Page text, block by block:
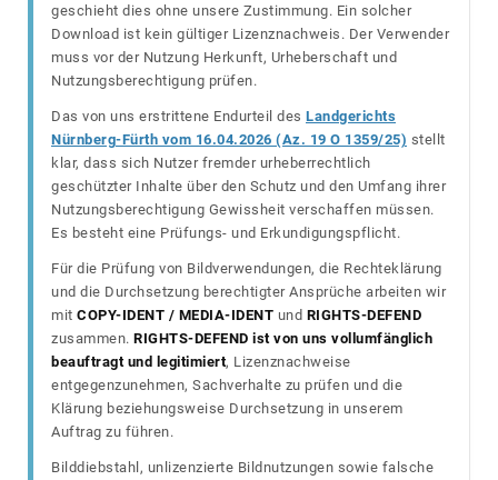
geschieht dies ohne unsere Zustimmung. Ein solcher
Download ist kein gültiger Lizenznachweis. Der Verwender
muss vor der Nutzung Herkunft, Urheberschaft und
Nutzungsberechtigung prüfen.
Das von uns erstrittene Endurteil des Landgerichts
Nürnberg-Fürth vom 16.04.2026 (Az. 19 O 1359/25) stellt
klar, dass sich Nutzer fremder urheberrechtlich
geschützter Inhalte über den Schutz und den Umfang ihrer
Nutzungsberechtigung Gewissheit verschaffen müssen.
Es besteht eine Prüfungs- und Erkundigungspflicht.
Für die Prüfung von Bildverwendungen, die Rechteklärung
und die Durchsetzung berechtigter Ansprüche arbeiten wir
mit COPY-IDENT / MEDIA-IDENT und RIGHTS-DEFEND
zusammen. RIGHTS-DEFEND ist von uns vollumfänglich
beauftragt und legitimiert, Lizenznachweise
entgegenzunehmen, Sachverhalte zu prüfen und die
Klärung beziehungsweise Durchsetzung in unserem
Auftrag zu führen.
Bilddiebstahl, unlizenzierte Bildnutzungen sowie falsche